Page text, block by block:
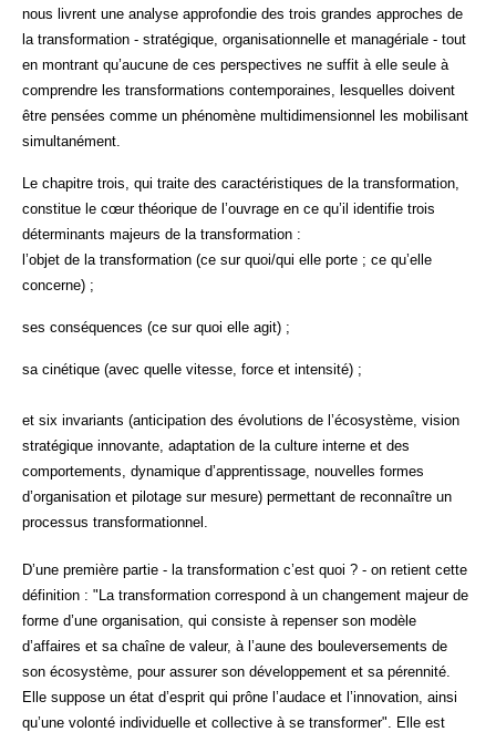
nous livrent une analyse approfondie des trois grandes approches de
la transformation - stratégique, organisationnelle et managériale - tout
en montrant qu’aucune de ces perspectives ne suffit à elle seule à
comprendre les transformations contemporaines, lesquelles doivent
être pensées comme un phénomène multidimensionnel les mobilisant
simultanément.
Le chapitre trois, qui traite des caractéristiques de la transformation,
constitue le cœur théorique de l’ouvrage en ce qu’il identifie trois
déterminants majeurs de la transformation :
l’objet de la transformation (ce sur quoi/qui elle porte ; ce qu’elle
concerne) ;
ses conséquences (ce sur quoi elle agit) ;
sa cinétique (avec quelle vitesse, force et intensité) ;
et six invariants (anticipation des évolutions de l’écosystème, vision
stratégique innovante, adaptation de la culture interne et des
comportements, dynamique d’apprentissage, nouvelles formes
d’organisation et pilotage sur mesure) permettant de reconnaître un
processus transformationnel.
D’une première partie - la transformation c’est quoi ? - on retient cette
définition :
La transformation correspond à un changement majeur de
forme d’une organisation, qui consiste à repenser son modèle
d’affaires et sa chaîne de valeur, à l’aune des bouleversements de
son écosystème, pour assurer son développement et sa pérennité.
Elle suppose un état d’esprit qui prône l’audace et l’innovation, ainsi
qu’une volonté individuelle et collective à se transformer
. Elle est